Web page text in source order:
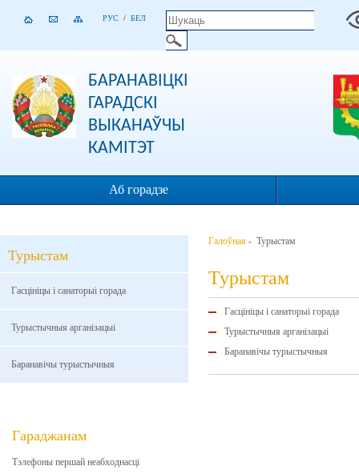
РУС / БЕЛ
БАРАНАВІЦКІ
ГАРАДСКІ
ВЫКАНАЎЧЫ
КАМІТЭТ
Аб горадзе
Турыстам
Гасцініцы і санаторыі горада
Турыстычныя арганізацыі
Баранавічы турыстычныя
Гараджанам
Тэлефоны першай неабходнасці
Галоўная - Турыстам
Турыстам
Гасцініцы і санаторыі горада
Турыстычныя арганізацыі
Баранавічы турыстычныя